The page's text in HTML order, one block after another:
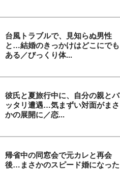
台風トラブルで、見知らぬ男性
と…結婚のきっかけはどこにでも
ある／びっくり体...
彼氏と夏旅行中に、自分の親とバ
ッタリ遭遇…気まずい対面がまさ
かの展開に／恋...
帰省中の同窓会で元カレと再会
後…まさかのスピード婚になった